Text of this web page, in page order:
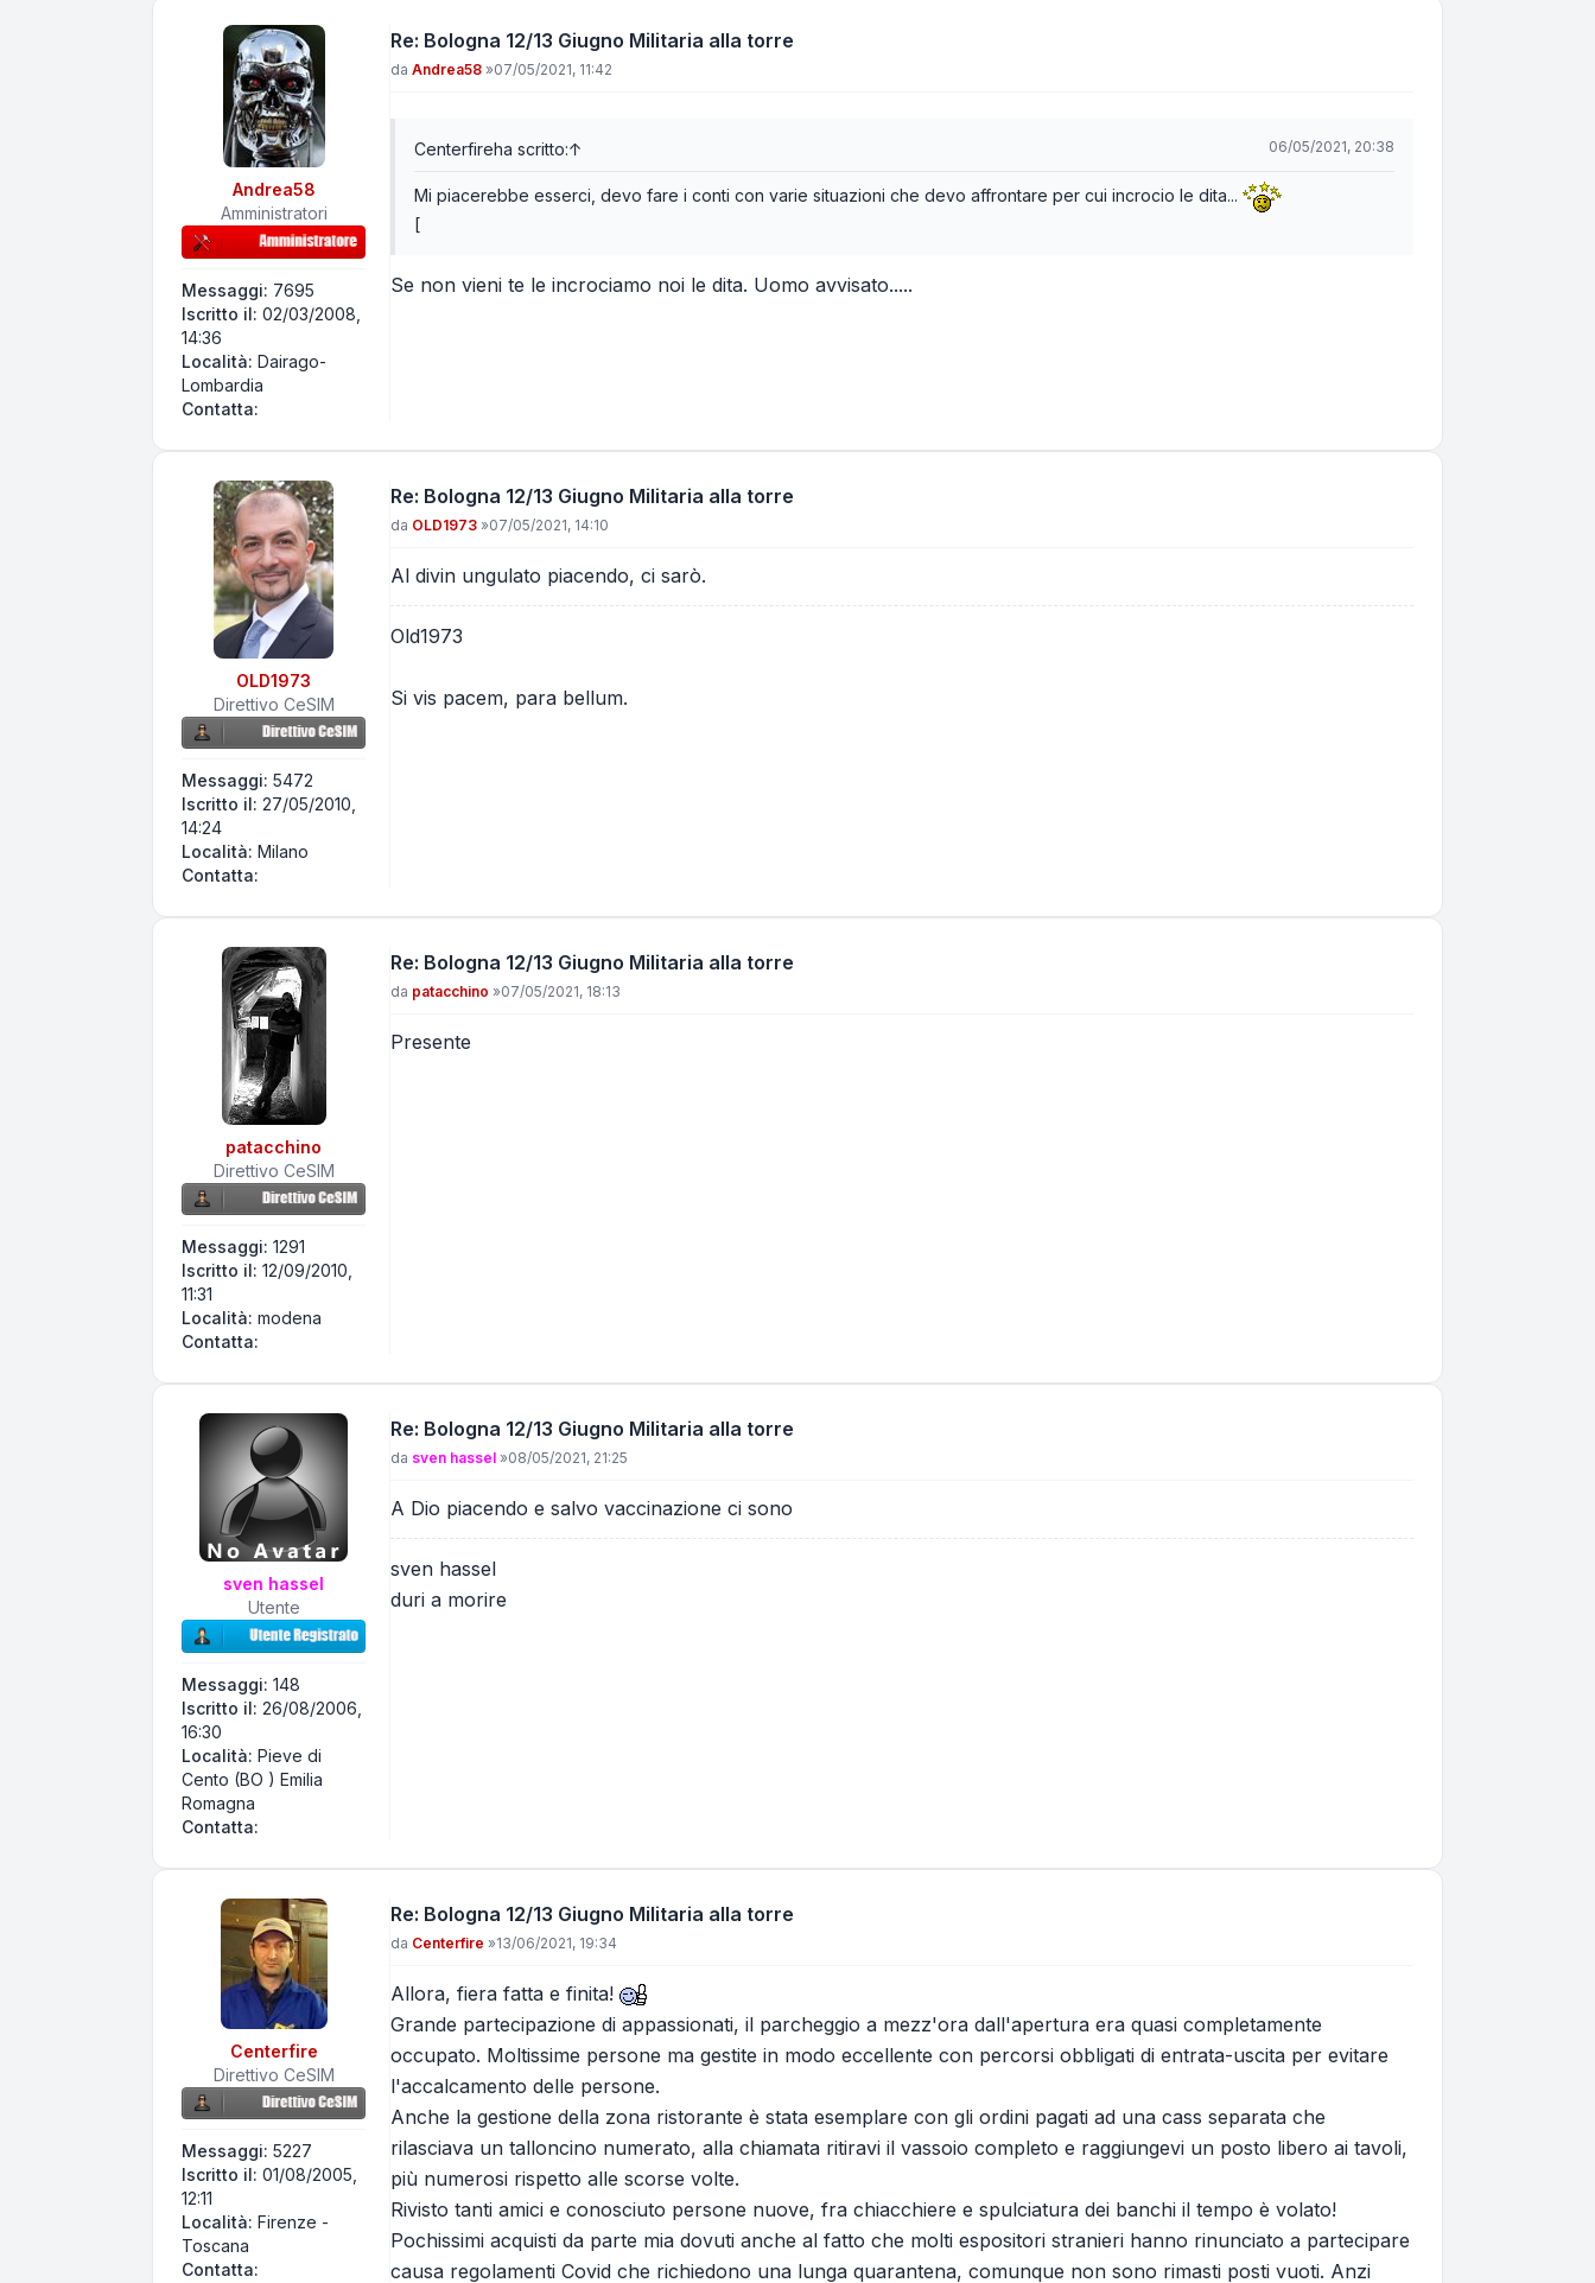
Andrea58
Amministratori
Messaggi: 7695
Iscritto il: 02/03/2008,
14:36
Località: Dairago-
Lombardia
Contatta:
Re: Bologna 12/13 Giugno Militaria alla torre
Messaggio
da Andrea58 »07/05/2021, 11:42
Centerfireha scritto:↑ 06/05/2021, 20:38
Mi piacerebbe esserci, devo fare i conti con varie situazioni che devo affrontare per cui incrocio le dita...
[
Se non vieni te le incrociamo noi le dita. Uomo avvisato.....
OLD1973
Direttivo CeSIM
Messaggi: 5472
Iscritto il: 27/05/2010,
14:24
Località: Milano
Contatta:
Re: Bologna 12/13 Giugno Militaria alla torre
Messaggio
da OLD1973 »07/05/2021, 14:10
Al divin ungulato piacendo, ci sarò.
Old1973
Si vis pacem, para bellum.
patacchino
Direttivo CeSIM
Messaggi: 1291
Iscritto il: 12/09/2010,
11:31
Località: modena
Contatta:
Re: Bologna 12/13 Giugno Militaria alla torre
Messaggio
da patacchino »07/05/2021, 18:13
Presente
sven hassel
Utente
Messaggi: 148
Iscritto il: 26/08/2006,
16:30
Località: Pieve di
Cento (BO ) Emilia
Romagna
Contatta:
Re: Bologna 12/13 Giugno Militaria alla torre
Messaggio
da sven hassel »08/05/2021, 21:25
A Dio piacendo e salvo vaccinazione ci sono
sven hassel
duri a morire
Centerfire
Direttivo CeSIM
Messaggi: 5227
Iscritto il: 01/08/2005,
12:11
Località: Firenze -
Toscana
Contatta:
Contatta Centerfire
Re: Bologna 12/13 Giugno Militaria alla torre
Messaggio
da Centerfire »13/06/2021, 19:34
Allora, fiera fatta e finita!
Grande partecipazione di appassionati, il parcheggio a mezz'ora dall'apertura era quasi completamente
occupato. Moltissime persone ma gestite in modo eccellente con percorsi obbligati di entrata-uscita per evitare
l'accalcamento delle persone.
Anche la gestione della zona ristorante è stata esemplare con gli ordini pagati ad una cass separata che
rilasciava un talloncino numerato, alla chiamata ritiravi il vassoio completo e raggiungevi un posto libero ai tavoli,
più numerosi rispetto alle scorse volte.
Rivisto tanti amici e conosciuto persone nuove, fra chiacchiere e spulciatura dei banchi il tempo è volato!
Pochissimi acquisti da parte mia dovuti anche al fatto che molti espositori stranieri hanno rinunciato a partecipare
causa regolamenti Covid che richiedono una lunga quarantena, comunque non sono rimasti posti vuoti. Anzi